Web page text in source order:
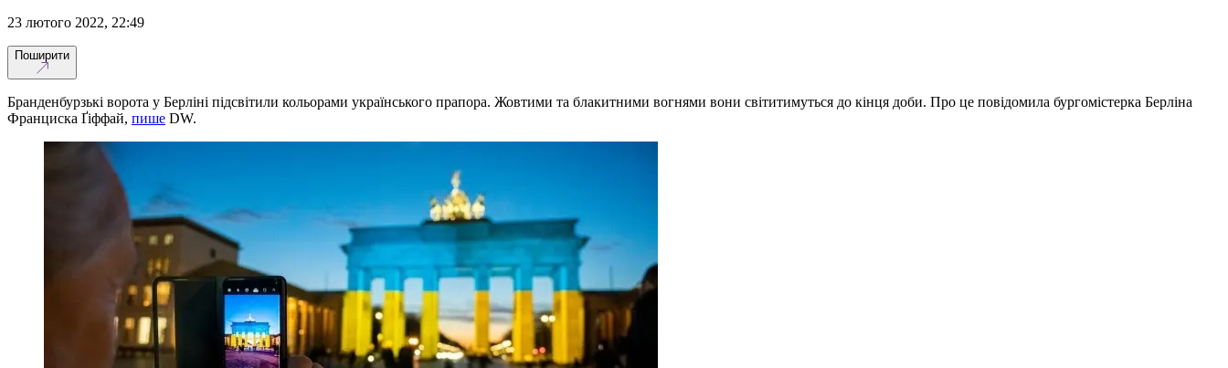
23 лютого 2022, 22:49
Поширити
Бранденбурзькі ворота у Берліні підсвітили кольорами українського прапора. Жовтими та блакитними вогнями вони світитимуться до кінця доби. Про це повідомила бургомістерка Берліна
Франциска Ґіффай, пише DW.